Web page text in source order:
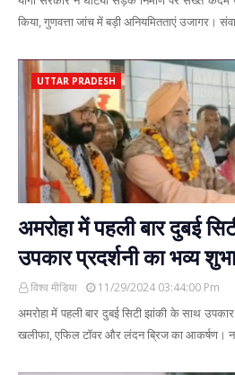
किया, गुणवत्ता जांच में बड़ी अनियमितताएं उजागर।
UTTAR PRADESH
अमरोहा में पहली बार दुबई
उपकार प्रदर्शनी का भव्य
विश्व मीडिया 11/29/2024 03:44:00 Pm
अमरोहा में पहली बार दुबई सिटी झांकी के साथ
खलीफा, एफिल टॉवर और लंदन ब्रिज का आकर्षण।